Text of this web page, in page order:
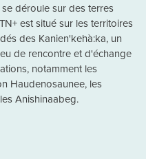
déroule sur des terres
est situé sur les territoires
des Kanien'kehà:ka, un
de rencontre et d'échange
notamment les
Haudenosaunee, les
Anishinaabeg.